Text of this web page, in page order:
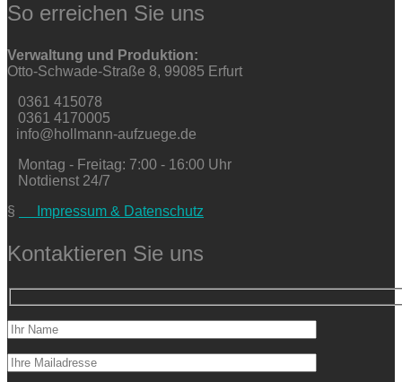
So erreichen Sie uns
Verwaltung und Produktion:
Otto-Schwade-Straße 8, 99085 Erfurt
0361 415078
0361 4170005
info@hollmann-aufzuege.de
Montag - Freitag: 7:00 - 16:00 Uhr
Notdienst 24/7
§
Impressum & Datenschutz
Kontaktieren Sie uns